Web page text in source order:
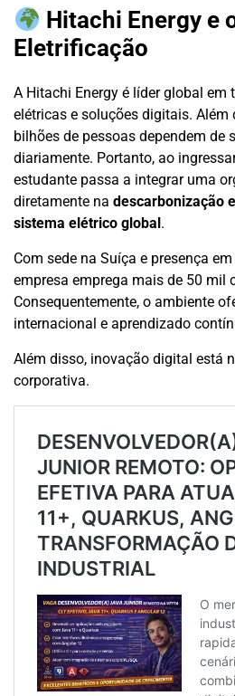
Hitachi Energy e
Eletrificação
A Hitachi Energy é líder global em
elétricas e soluções digitais. Além
bilhões de pessoas dependem de
diariamente. Portanto, ao
estudante passa a integrar uma
diretamente na descarbonização
sistema elétrico global.
Com sede na Suíça e presença
empresa emprega mais de 50 mil
Consequentemente, o ambiente
internacional e aprendizado
Além disso, inovação digital está
corporativa.